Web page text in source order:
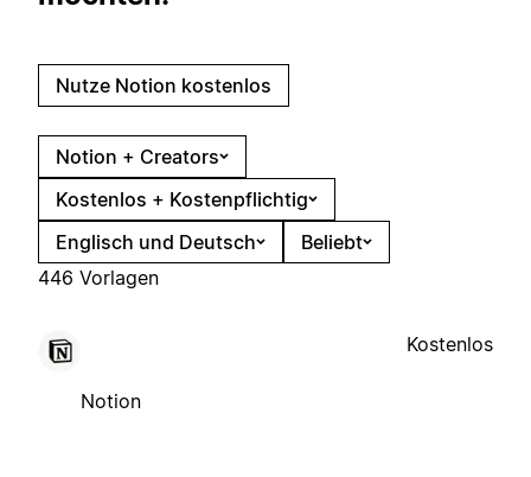
Nutze Notion kostenlos
Notion + Creators
Kostenlos + Kostenpflichtig
Englisch und Deutsch
Beliebt
446 Vorlagen
Notion
Kostenlos